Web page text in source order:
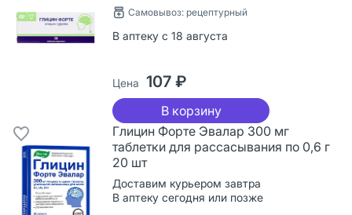
Самовывоз: рецептурный
В аптеку с 18 августа
Цена 107 ₽
В корзину
Глицин Форте Эвалар 300 мг
таблетки для рассасывания по 0,6 г
20 шт
Доставим курьером завтра
В аптеку сегодня или позже